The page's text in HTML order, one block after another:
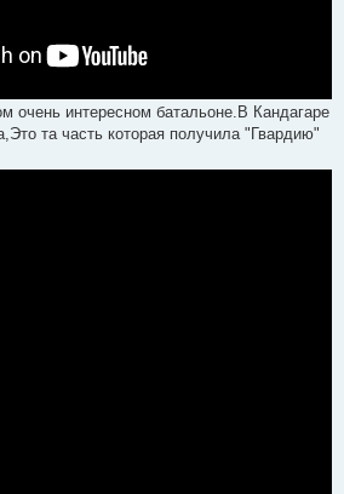
очень интересном батальоне.В Кандагаре
та часть которая получила "Гвардию"